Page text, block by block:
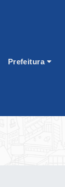
Prefeitura